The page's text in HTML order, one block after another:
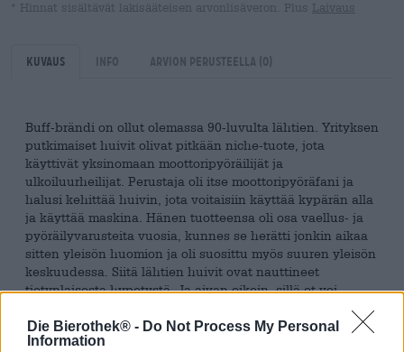
Die Bierothek® - Do Not Process My Personal
Information
* Hinnat sisältävät lakisääteisen arvonlisäveron. Plus Laivaus
Kuvaus Info Arvion perusteella (0)
Buff-brändi on ollut olemassa 90-luvulta lähtien. Yrityksen
putkimaiset huivit olivat pitkään niche-tuote, jota
käyttivät yksinomaan moottoripyöräilijät ja
ulkoiluurheilijat. Perustaja oli itse moottoripyöräfani ja
halusi kehittää huivin, jota voitaisiin käyttää kypärän alla
ja käyttää maskina. Hänen tuotteensa oli osa vaellus- ja
pyöräilyvarusteita vuosia, kunnes se herätti jonkin aikaa
sitten yleisön huomion ja oli suosittu myös suuren yleisön
keskuudessa. Siitä lähtien huivit ovat nauttineet
tietynlaisesta hypetystä. Ja aivan oikein, sillä et voi
hattuna, naamiona, päänauhana, kommandonauhana,
kuminauhana tai hikinauhana - mahdollisuudet ovat